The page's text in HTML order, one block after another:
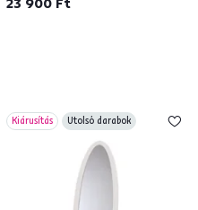
Kiárusítás Utolsó darabok